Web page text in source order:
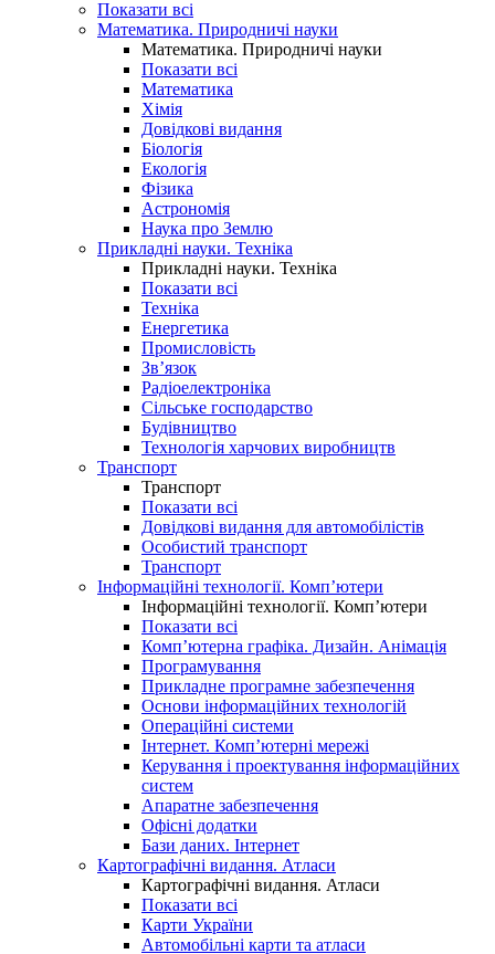
Показати всі
Математика. Природничі науки
Математика. Природничі науки
Показати всі
Математика
Хімія
Довідкові видання
Біологія
Екологія
Фізика
Астрономія
Наука про Землю
Прикладні науки. Техніка
Прикладні науки. Техніка
Показати всі
Техніка
Енергетика
Промисловість
Зв’язок
Радіоелектроніка
Сільське господарство
Будівництво
Технологія харчових виробництв
Транспорт
Транспорт
Показати всі
Довідкові видання для автомобілістів
Особистий транспорт
Транспорт
Інформаційні технології. Комп’ютери
Інформаційні технології. Комп’ютери
Показати всі
Комп’ютерна графіка. Дизайн. Анімація
Програмування
Прикладне програмне забезпечення
Основи інформаційних технологій
Операційні системи
Інтернет. Комп’ютерні мережі
Керування і проектування інформаційних
систем
Апаратне забезпечення
Офісні додатки
Бази даних. Інтернет
Картографічні видання. Атласи
Картографічні видання. Атласи
Показати всі
Карти України
Автомобільні карти та атласи